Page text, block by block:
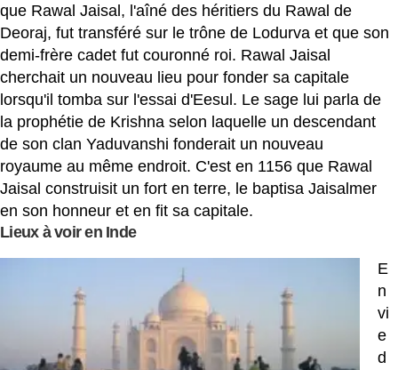
que Rawal Jaisal, l'aîné des héritiers du Rawal de
Deoraj, fut transféré sur le trône de Lodurva et que son
demi-frère cadet fut couronné roi. Rawal Jaisal
cherchait un nouveau lieu pour fonder sa capitale
lorsqu'il tomba sur l'essai d'Eesul. Le sage lui parla de
la prophétie de Krishna selon laquelle un descendant
de son clan Yaduvanshi fonderait un nouveau
royaume au même endroit. C'est en 1156 que Rawal
Jaisal construisit un fort en terre, le baptisa Jaisalmer
en son honneur et en fit sa capitale.
Lieux à voir en Inde
E
n
vi
e
d